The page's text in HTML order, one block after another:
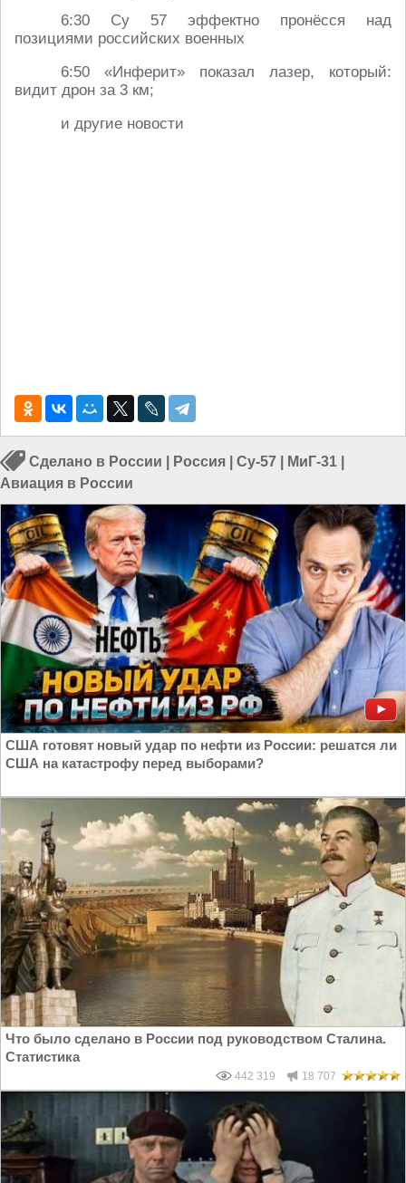
6:30 Су 57 эффектно пронёсся над
позициями российских военных
6:50 «Инферит» показал лазер, который:
видит дрон за 3 км;
и другие новости
Сделано в России Россия Су-57 МиГ-31
Авиация в России
США готовят новый удар по нефти из России: решатся ли
США на катастрофу перед выборами?
Что было сделано в России под руководством Сталина.
Статистика
442 319 18 707